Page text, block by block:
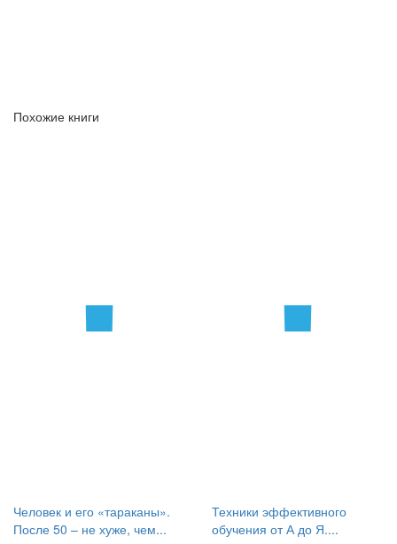
Похожие книги
Человек и его «тараканы».
После 50 – не хуже, чем...
Техники эффективного
обучения от А до Я....